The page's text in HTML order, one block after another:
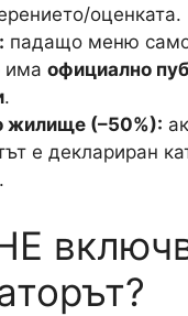
оценката.
падащо меню
има официално
.
жилище (–50%):
е деклариран